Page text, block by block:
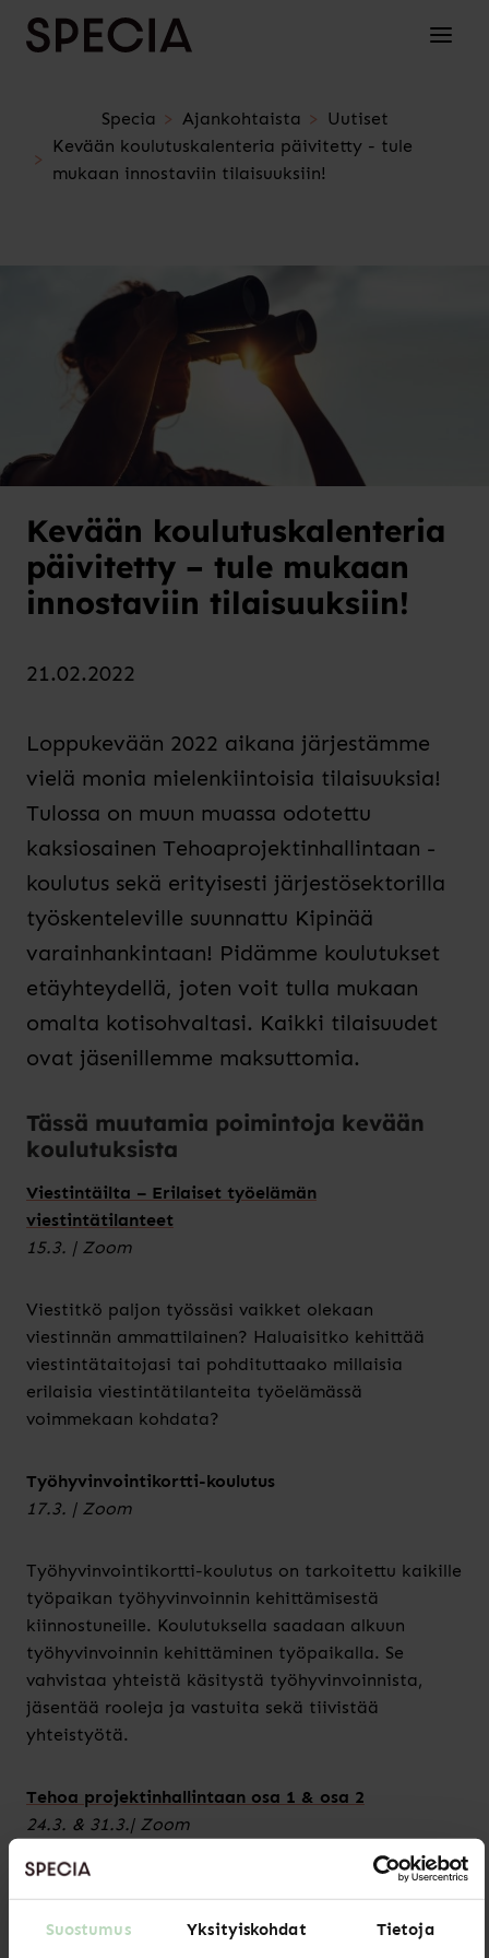
Suostumus Yksityiskohdat Tietoja
Siirry sisältöön
Specia Ajankohtaista
Uutiset
Kevään koulutuskalenteria päivitetty - tule
mukaan innostaviin tilaisuuksiin!
Kevään koulutuskalenteria
päivitetty – tule mukaan
innostaviin tilaisuuksiin!
21.02.2022
Loppukevään 2022 aikana järjestämme
vielä monia mielenkiintoisia tilaisuuksia!
Tulossa on muun muassa odotettu
kaksiosainen Tehoaprojektinhallintaan -
koulutus sekä erityisesti järjestösektorilla
työskenteleville suunnattu Kipinää
varainhankintaan! Pidämme koulutukset
etäyhteydellä, joten voit tulla mukaan
omalta kotisohvaltasi. Kaikki tilaisuudet
ovat jäsenillemme maksuttomia.
Tässä muutamia poimintoja kevään
koulutuksista
Viestintäilta – Erilaiset työelämän
viestintätilanteet
15.3. | Zoom
Viestitkö paljon työssäsi vaikket olekaan
viestinnän ammattilainen? Haluaisitko kehittää
viestintätaitojasi tai pohdituttaako millaisia
erilaisia viestintätilanteita työelämässä
voimmekaan kohdata?
Työhyvinvointikortti-koulutus
17.3. | Zoom
Työhyvinvointikortti-koulutus on tarkoitettu kaikille
työpaikan työhyvinvoinnin kehittämisestä
kiinnostuneille. Koulutuksella saadaan alkuun
työhyvinvoinnin kehittäminen työpaikalla. Se
vahvistaa yhteistä käsitystä työhyvinvoinnista,
jäsentää rooleja ja vastuita sekä tiivistää
yhteistyötä.
Tehoa projektinhallintaan osa 1 & osa 2
24.3. & 31.3.| Zoom
Sisältääkö työsi vastuuta erilaisista projekteista?
onnistuneeseen projektinhallintaan?